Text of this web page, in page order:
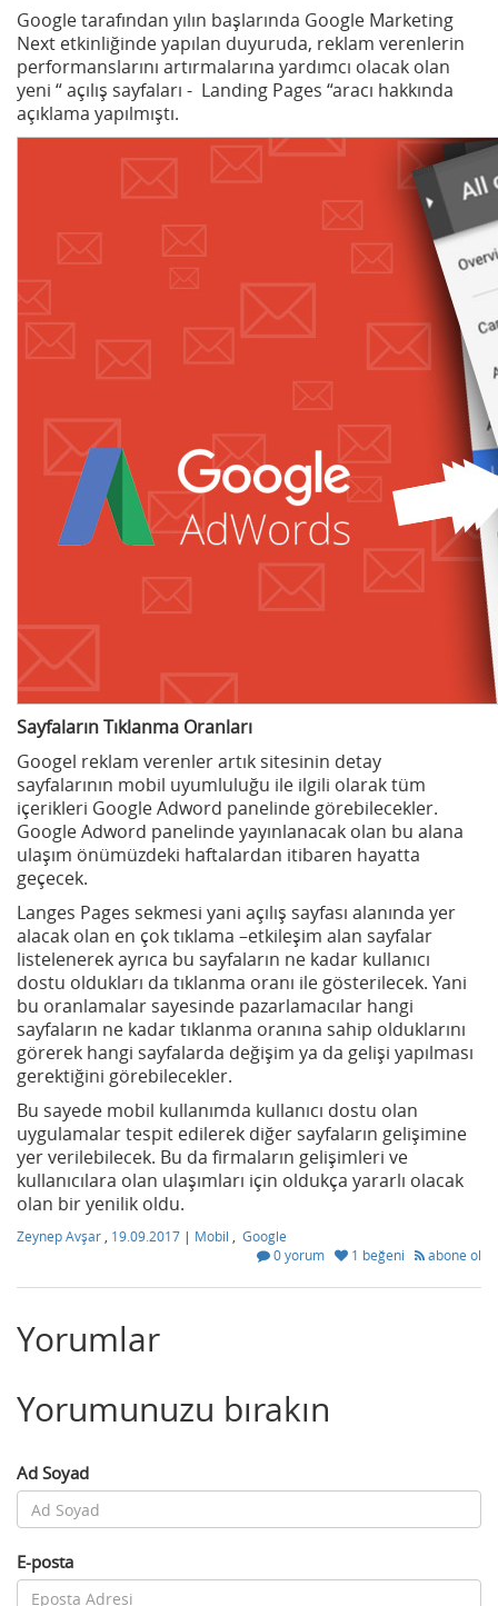
Google tarafından yılın başlarında Google Marketing
Next etkinliğinde yapılan duyuruda, reklam verenlerin
performanslarını artırmalarına yardımcı olacak olan
yeni “ açılış sayfaları - Landing Pages “aracı hakkında
açıklama yapılmıştı.
Sayfaların Tıklanma Oranları
Googel reklam verenler artık sitesinin detay
sayfalarının mobil uyumluluğu ile ilgili olarak tüm
içerikleri Google Adword panelinde görebilecekler.
Google Adword panelinde yayınlanacak olan bu alana
ulaşım önümüzdeki haftalardan itibaren hayatta
geçecek.
Langes Pages sekmesi yani açılış sayfası alanında yer
alacak olan en çok tıklama –etkileşim alan sayfalar
listelenerek ayrıca bu sayfaların ne kadar kullanıcı
dostu oldukları da tıklanma oranı ile gösterilecek. Yani
bu oranlamalar sayesinde pazarlamacılar hangi
sayfaların ne kadar tıklanma oranına sahip olduklarını
görerek hangi sayfalarda değişim ya da gelişi yapılması
gerektiğini görebilecekler.
Bu sayede mobil kullanımda kullanıcı dostu olan
uygulamalar tespit edilerek diğer sayfaların gelişimine
yer verilebilecek. Bu da firmaların gelişimleri ve
kullanıcılara olan ulaşımları için oldukça yararlı olacak
olan bir yenilik oldu.
Zeynep Avşar 19.09.2017 | Mobil
Google
0 yorum
1 beğeni abone ol
Yorumlar
Yorumunuzu bırakın
Ad Soyad
E-posta